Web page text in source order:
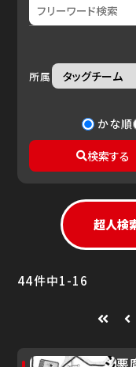
コミックス
特集
新超人募集
所属
かな順
検索する
超人検
44件中1-16
悪